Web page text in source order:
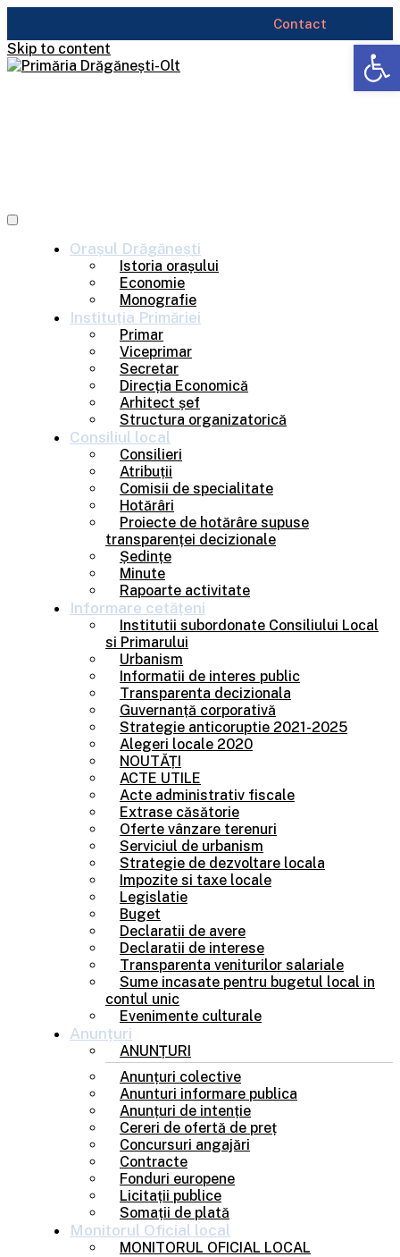
Skip to content
Orașul Drăgănești
Istoria orașului
Economie
Monografie
Instituția Primăriei
Primar
Viceprimar
Secretar
Direcția Economică
Arhitect șef
Structura organizatorică
Consiliul local
Consilieri
Atribuții
Comisii de specialitate
Hotărâri
Proiecte de hotărâre supuse
transparenței decizionale
Ședințe
Minute
Rapoarte activitate
Informare cetățeni
Institutii subordonate Consiliului Local
si Primarului
Urbanism
Informatii de interes public
Transparenta decizionala
Guvernanță corporativă
Strategie anticoruptie 2021-2025
Alegeri locale 2020
NOUTĂȚI
ACTE UTILE
Acte administrativ fiscale
Extrase căsătorie
Oferte vânzare terenuri
Serviciul de urbanism
Strategie de dezvoltare locala
Impozite si taxe locale
Legislatie
Buget
Declaratii de avere
Declaratii de interese
Transparenta veniturilor salariale
Sume incasate pentru bugetul local in
contul unic
Evenimente culturale
Anunțuri
ANUNȚURI
Anunțuri colective
Anunturi informare publica
Anunțuri de intenție
Cereri de ofertă de preț
Concursuri angajări
Contracte
Fonduri europene
Licitații publice
Somații de plată
Monitorul Oficial local
MONITORUL OFICIAL LOCAL
Contact